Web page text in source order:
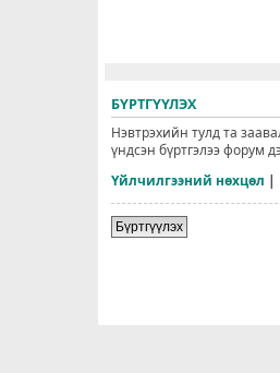
БҮРТГҮҮЛЭХ
Нэвтрэхийн тулд та
үндсэн бүртгэлээ форум
Үйлчилгээний нөхцөл |
Бүртгүүлэх